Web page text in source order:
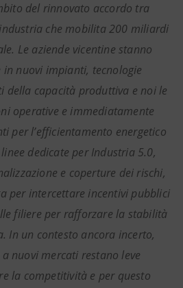
del rinnovato accordo tra
che mobilita 200 miliardi
Le aziende vicentine stanno
nuovi impianti, tecnologie
della capacità produttiva e noi le
operative e immediatamente
per l’efficientamento energetico
dedicate per Industria 5.0,
e coperture dei rischi,
per intercettare incentivi pubblici
filiere per rafforzare la stabilità
In un contesto ancora incerto,
nuovi mercati restano leve
la competitività e per questo